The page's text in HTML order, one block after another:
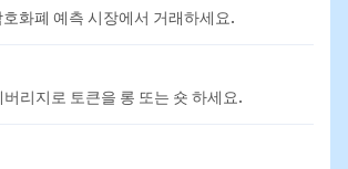
화폐 예측 시장에서 거래하세요.
리지로 토큰을 롱 또는 숏 하세요.